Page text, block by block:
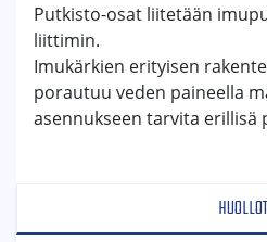
HUOLLOT
Putkisto-osat liitetään
liittimin.
Imukärkien erityisen
porautuu veden paineella
asennukseen tarvita erillisä